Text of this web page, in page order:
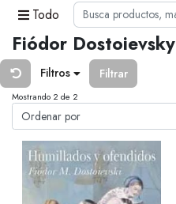
Todo
Fiódor Dostoievsky
Filtros Filtrar
Mostrando 2 de 2